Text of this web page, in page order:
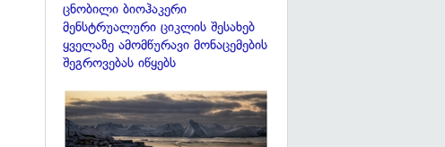
ცნობილი ბიოჰაკერი
მენსტრუალური ციკლის შესახებ
ყველაზე ამომწურავი მონაცემების
შეგროვებას იწყებს